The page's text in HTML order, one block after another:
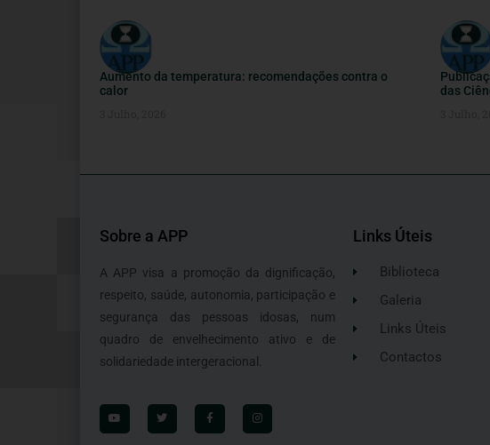
Aumento da temperatura: recomendações contra o
calor
das
Sobre a APP
A APP visa a promoção da dignificação,
respeito, saúde, autonomia, participação e
segurança das pessoas idosas, num
quadro de envelhecimento ativo e de
solidariedade intergeracional.
Links Úteis
Biblioteca
Galeria
Links Úteis
Contactos